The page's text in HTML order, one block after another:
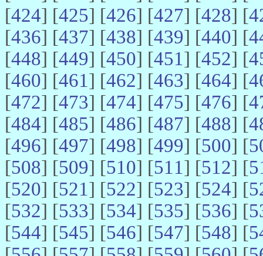
[424] [425] [426] [427] [428] [
[436] [437] [438] [439] [440] [
[448] [449] [450] [451] [452] [
[460] [461] [462] [463] [464] [
[472] [473] [474] [475] [476] [
[484] [485] [486] [487] [488] [
[496] [497] [498] [499] [500] [
[508] [509] [510] [511] [512] [
[520] [521] [522] [523] [524] [
[532] [533] [534] [535] [536] [
[544] [545] [546] [547] [548] [